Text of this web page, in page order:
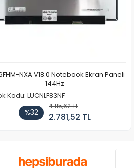
NXA V18.0 Notebook Ekran Paneli
144Hz
Kodu: LUCNLF83NF
%32
4.115,62 TL
2.781,52 TL